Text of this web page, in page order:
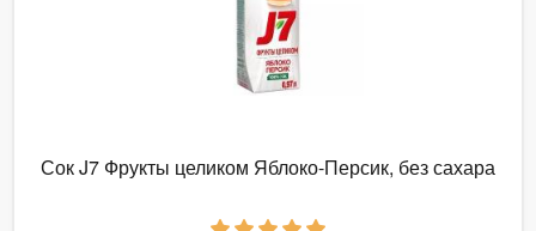
Сок J7 Фрукты целиком Яблоко-Персик, без сахара